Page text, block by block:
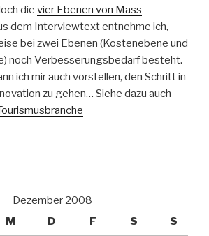
die vier Ebenen von Mass
dem Interviewtext entnehme ich,
bei zwei Ebenen (Kostenebene und
noch Verbesserungsbedarf besteht.
ich mir auch vorstellen, den Schritt in
zu gehen… Siehe dazu auch
Dezember 2008
M D F S S